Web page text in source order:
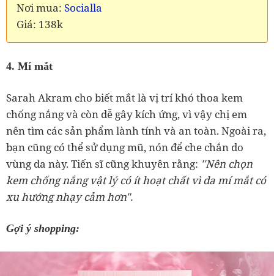
Nơi mua: Socialla
Giá: 138k
4. Mí mắt
Sarah Akram cho biết mắt là vị trí khó thoa kem
chống nắng và còn dễ gây kích ứng, vì vậy chị em
nên tìm các sản phẩm lành tính và an toàn. Ngoài ra,
bạn cũng có thể sử dụng mũ, nón để che chắn do
vùng da này. Tiến sĩ cũng khuyên rằng: ''Nên chọn
kem chống nắng vật lý có ít hoạt chất vì da mí mắt có
xu hướng nhạy cảm hơn".
Gợi ý shopping: